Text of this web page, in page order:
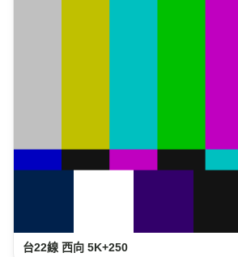
台22線 西向 5K+250